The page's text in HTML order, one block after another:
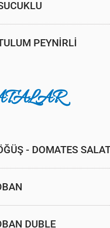
PEYNİRLİ
- DOMATES
DUBLE